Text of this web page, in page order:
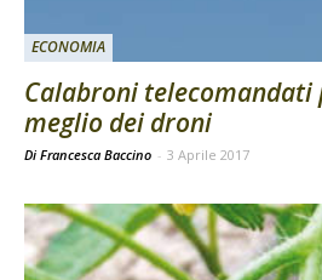
ECONOMIA
Calabroni
meglio dei droni
Di Francesca Baccino - 3 Aprile 2017